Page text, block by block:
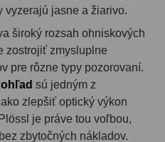
vyzerajú jasne a žiarivo.
široký rozsah ohniskových
zostrojiť zmysluplne
pre rôzne typy pozorovaní.
sú jedným z
zlepšiť optický výkon
je práve tou voľbou,
zbytočných nákladov.